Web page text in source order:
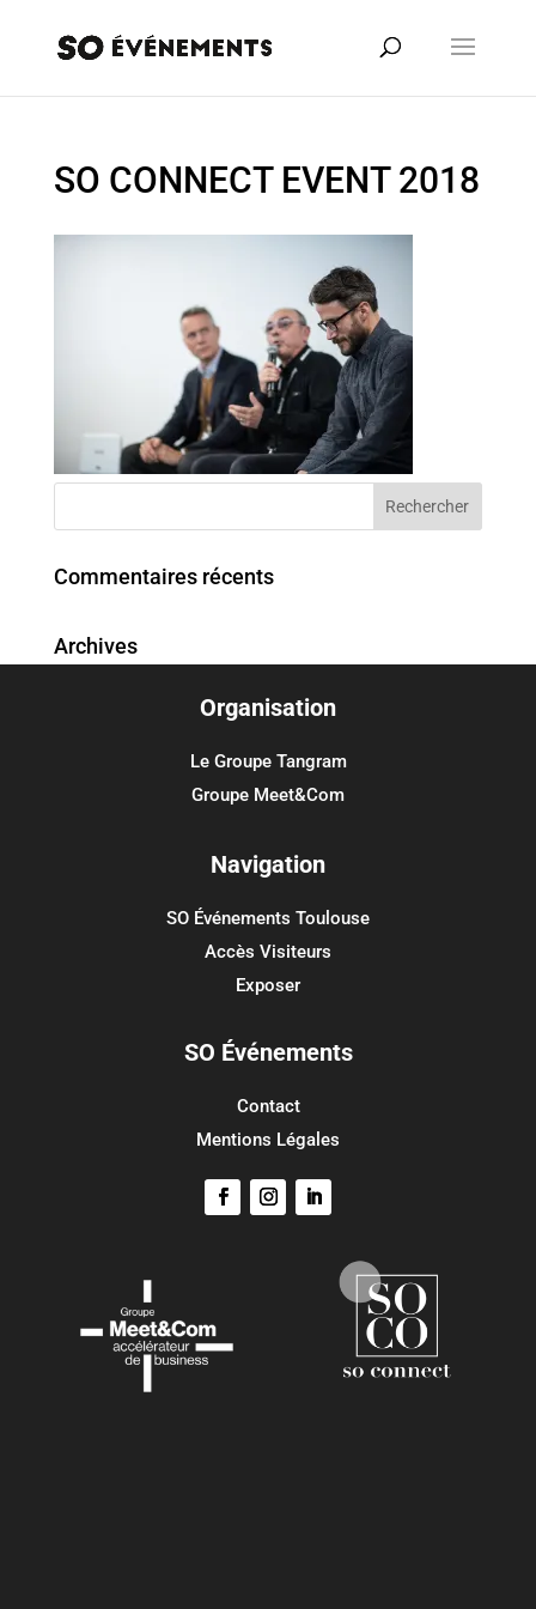
SO CONNECT EVENT 2018
Commentaires récents
Archives
Flux des commentaires
Site de WordPress-FR
Organisation
Le Groupe Tangram
Groupe Meet&Com
Navigation
SO Événements Toulouse
Accès Visiteurs
Exposer
SO Événements
Contact
Mentions Légales